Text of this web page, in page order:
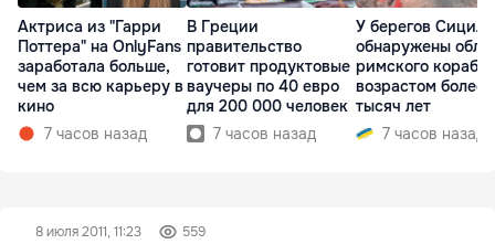
Актриса из "Гарри
Поттера" на OnlyFans
заработала больше,
чем за всю карьеру в
кино
7 часов назад
В Греции
правительство
готовит продуктовые
ваучеры по 40 евро
для 200 000 человек
7 часов назад
У берегов
обнаружены
римского корабля
возрастом более
тысяч лет
7 часов назад
8 июля 2011, 11:23 559